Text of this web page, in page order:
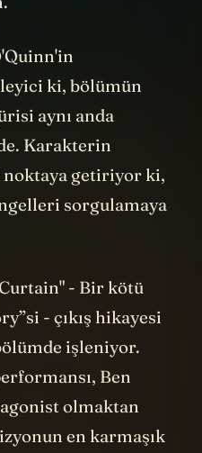
üssü olduğu, ya da
kişinin
bulunacağım...
teori defterim. Evet,
biriydim. Duman
ilgili tam 14 sayfa
tür bir deneyimi
Şimdi
çoğunlukla yalnız
kültürü,